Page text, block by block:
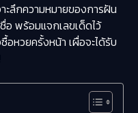
ะลึกความหมายของการฝัน
อ พร้อมแจกเลขเด็ดไว้
หวยครั้งหน้า เผื่อจะได้รับ